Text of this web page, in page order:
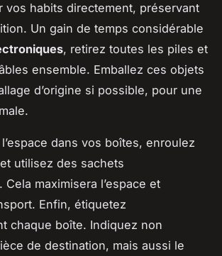
vos habits directement, préservant
Un gain de temps considérable
, retirez toutes les piles et
ensemble. Emballez ces objets
d’origine si possible, pour une
dans vos boîtes, enroulez
utilisez des sachets
maximisera l’espace et
Enfin, étiquetez
chaque boîte. Indiquez non
de destination, mais aussi le